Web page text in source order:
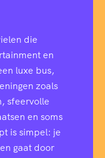
die
en
luxe bus,
zoals
sfeervolle
en soms
is simpel: je
gaat door